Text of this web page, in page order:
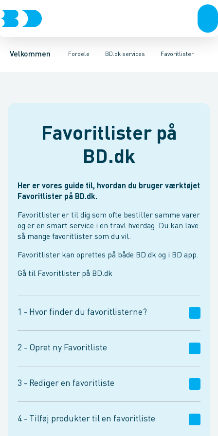
Velkommen Fordele
ProdukterTest og input KontaktBD+Tilgiftskampagne
BD.dk services
Kampagner og messerProdukter i fokus 24-7BD app
Favoritlister
Kundepriser TilbudsBeregnerHurtigbestilling
Favoritlister på
BD.dk
Her er vores guide til, hvordan du bruger værktøjet
Favoritlister på BD.dk.
Favoritlister er til dig som ofte bestiller samme varer
og er en smart service i en travl hverdag. Du kan lave
så mange favoritlister som du vil.
Favoritlister kan oprettes på både BD.dk og i BD app.
Gå til Favoritlister på BD.dk
1 - Hvor finder du favoritlisterne?
2 - Opret ny Favoritliste
Klik på +Opret ny liste
3 - Rediger en favoritliste
den liste du vil redigere
4 - Tilføj produkter til en favoritliste